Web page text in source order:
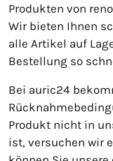
Produkten von
Wir bieten Ihnen
alle Artikel auf
Bestellung so
Bei auric24
Produkt nicht in
ist, versuchen wir